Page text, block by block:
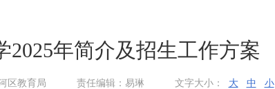
年简介及招生工作方案
区教育局 责任编辑：易琳 文字大小： 大 中 小